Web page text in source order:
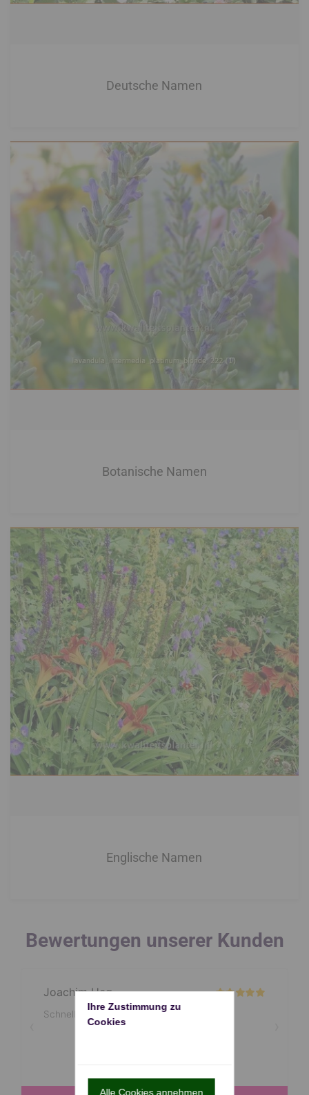
Deutsche Namen
Botanische Namen
Englische Namen
Bewertungen unserer Kunden
Ihre Zustimmung zu
Cookies
Alle Cookies annehmen